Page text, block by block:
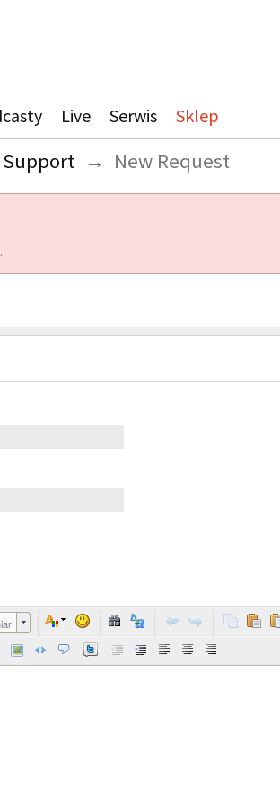
Live Serwis Sklep
Support → New Request